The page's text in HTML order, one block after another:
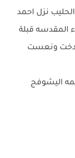
نزل احمد
المقدسه قبلة
دخت ونعست
اليشوفج